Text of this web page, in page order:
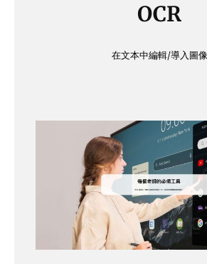
OCR
在文本中編輯/導入圖像